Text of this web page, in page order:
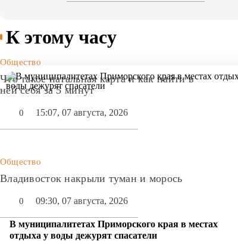
К этому часу
Общество
Что такое натальная карта и как найти в
ней себя за 5 минут
0 15:07, 07 августа, 2026
Общество
Владивосток накрыли туман и морось
0 09:30, 07 августа, 2026
В муниципалитетах Приморского края в местах
отдыха у воды дежурят спасатели